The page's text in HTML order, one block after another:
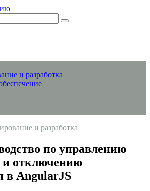
и разработка
и разработка
по управлению
отключению
в AngularJS